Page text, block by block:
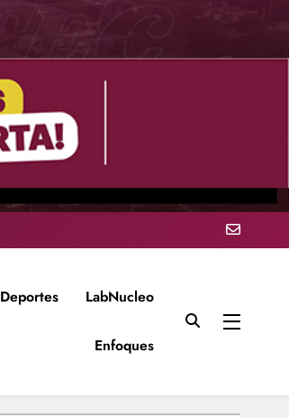
Deportes LabNucleo
Enfoques